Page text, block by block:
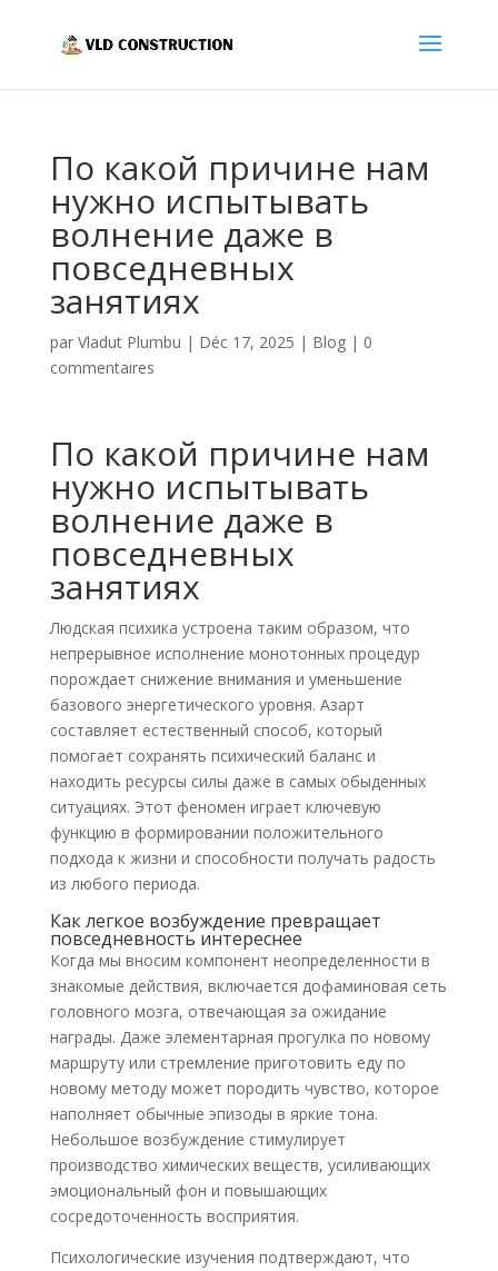
По какой причине нам
нужно испытывать
волнение даже в
повседневных
занятиях
par Vladut Plumbu | Déc 17, 2025 | Blog| 0
commentaires
По какой причине нам
нужно испытывать
волнение даже в
повседневных
занятиях
Людская психика устроена таким образом, что
непрерывное исполнение монотонных процедур
порождает снижение внимания и уменьшение
базового энергетического уровня. Азарт
составляет естественный способ, который
помогает сохранять психический баланс и
находить ресурсы силы даже в самых обыденных
ситуациях. Этот феномен играет ключевую
функцию в формировании положительного
подхода к жизни и способности получать радость
из любого периода.
Как легкое возбуждение превращает
повседневность интереснее
Когда мы вносим компонент неопределенности в
знакомые действия, включается дофаминовая сеть
головного мозга, отвечающая за ожидание
награды. Даже элементарная прогулка по новому
маршруту или стремление приготовить еду по
новому методу может породить чувство, которое
наполняет обычные эпизоды в яркие тона.
Небольшое возбуждение стимулирует
производство химических веществ, усиливающих
эмоциональный фон и повышающих
сосредоточенность восприятия.
Психологические изучения подтверждают, что